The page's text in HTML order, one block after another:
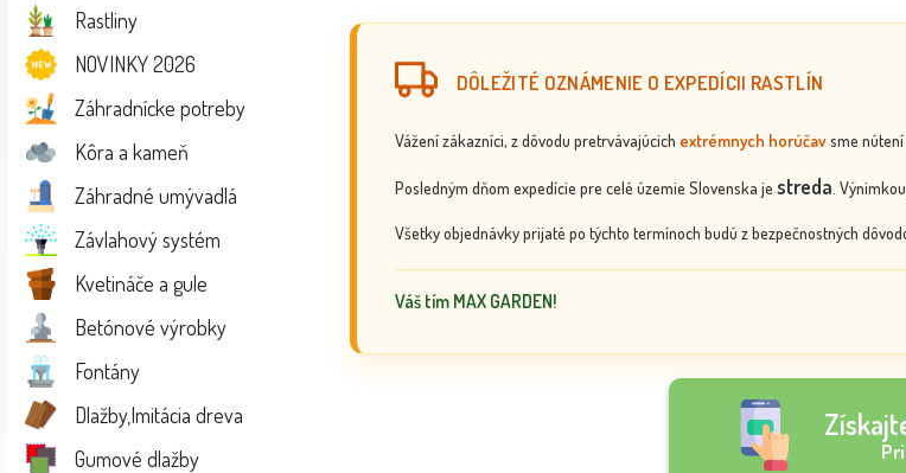
Rastliny
NOVINKY 2026
Záhradnícke potreby
Kôra a kameň
Záhradné umývadlá
Závlahový systém
Kvetináče a gule
Betónové výrobky
Fontány
Dlažby,Imitácia dreva
Gumové dlažby
DÔLEŽITÉ OZNÁMENIE O EXPEDÍCII RASTLÍN
Vážení zákazníci, z dôvodu pretrvávajúcich extrémnych horúčavsme nútení
Posledným dňom expedície pre celé územie Slovenska je streda .
Všetky objednávky prijaté po týchto termínoch budú z bezpečnostných
Váš tím MAX GARDEN!